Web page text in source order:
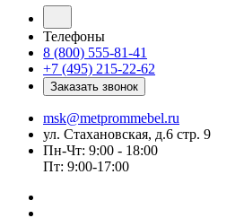
Телефоны
8 (800) 555-81-41
+7 (495) 215-22-62
Заказать звонок
msk@metprommebel.ru
ул. Стахановская, д.6 стр. 9
Пн-Чт: 9:00 - 18:00
Пт: 9:00-17:00